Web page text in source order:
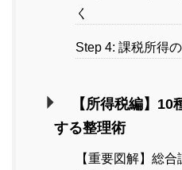
く
Step 4: 課税所得
【所得税編】
する整理術
【重要図解】総